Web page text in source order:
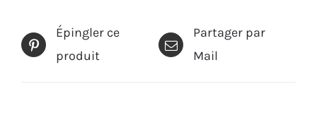
Épingler ce
produit
Partager par
Mail